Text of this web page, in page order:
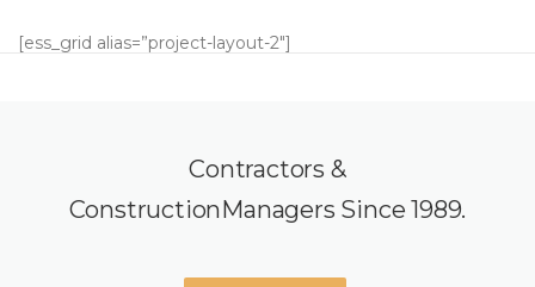
[ess_grid alias=”project-layout-2″]
Contractors &
ConstructionManagers Since 1989.